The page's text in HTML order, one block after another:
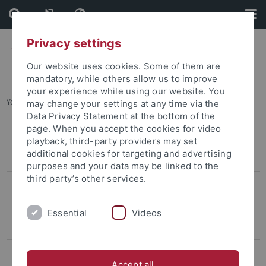
Skip
to
content
Skip
to
footer
You are here: Startseite ... Archiv
Pressemitteilungen
Archiv
attempto online
Newsletter Uni Tübingen aktuell
Publikationen
Privacy settings
Our website uses cookies. Some of them are
mandatory, while others allow us to improve
your experience while using our website. You
may change your settings at any time via the
Data Privacy Statement at the bottom of the
page. When you accept the cookies for video
playback, third-party providers may set
additional cookies for targeting and advertising
purposes and your data may be linked to the
third party’s other services.
Essential Videos